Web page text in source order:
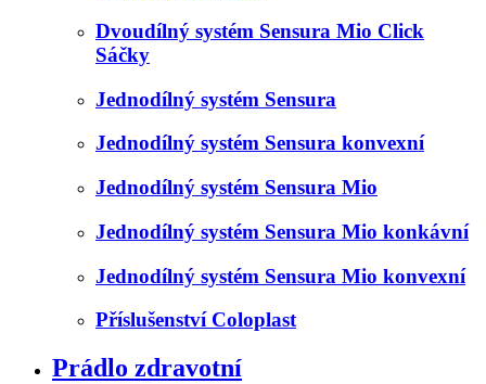
Dvoudílný systém Sensura Mio Click
Sáčky
Jednodílný systém Sensura
Jednodílný systém Sensura konvexní
Jednodílný systém Sensura Mio
Jednodílný systém Sensura Mio konkávní
Jednodílný systém Sensura Mio konvexní
Příslušenství Coloplast
Prádlo zdravotní